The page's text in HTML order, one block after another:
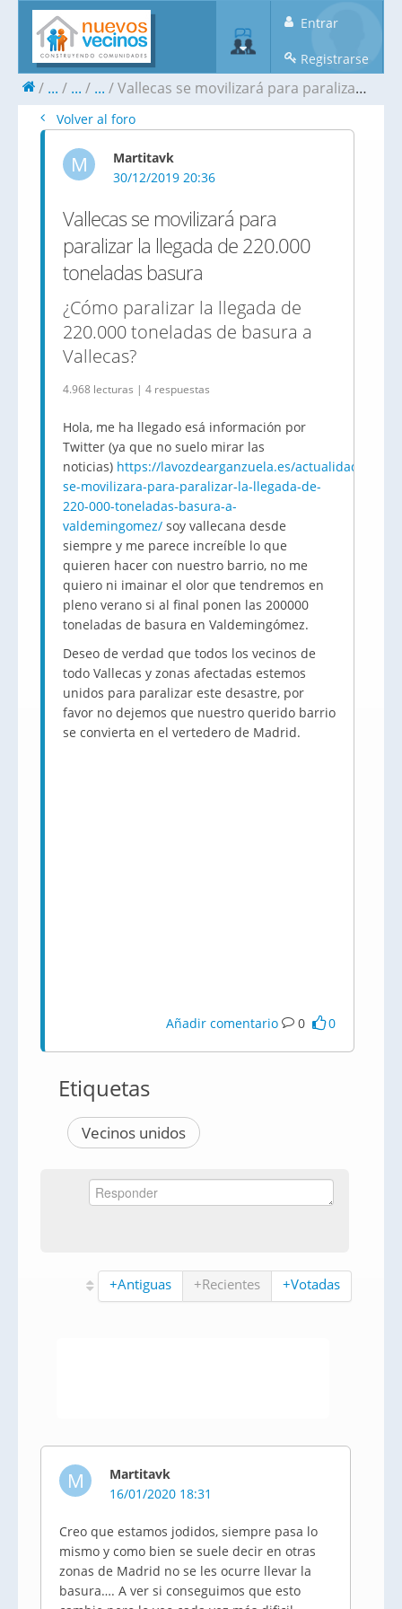
Entrar
Registrarse
... ... ... Vallecas se movilizará para paralizar la llegada de 220.000 toneladas basura
Volver al foro
M
Martitavk
30/12/2019 20:36
Vallecas se movilizará para
paralizar la llegada de 220.000
toneladas basura
¿Cómo paralizar la llegada de
220.000 toneladas de basura a
Vallecas?
4.968 lecturas | 4 respuestas
Hola, me ha llegado esá información por
Twitter (ya que no suelo mirar las
noticias) https://lavozdearganzuela.es/actualidad/
se-movilizara-para-paralizar-la-llegada-de-
220-000-toneladas-basura-a-
valdemingomez/ soy vallecana desde
siempre y me parece increíble lo que
quieren hacer con nuestro barrio, no me
quiero ni imainar el olor que tendremos en
pleno verano si al final ponen las 200000
toneladas de basura en Valdemingómez.
Deseo de verdad que todos los vecinos de
todo Vallecas y zonas afectadas estemos
unidos para paralizar este desastre, por
favor no dejemos que nuestro querido barrio
se convierta en el vertedero de Madrid.
Añadir comentario 0 0
Etiquetas
Vecinos unidos
+Antiguas +Recientes +Votadas
M
Martitavk
16/01/2020 18:31
Creo que estamos jodidos, siempre pasa lo
mismo y como bien se suele decir en otras
zonas de Madrid no se les ocurre llevar la
basura…. A ver si conseguimos que esto